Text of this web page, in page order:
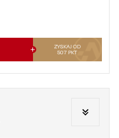
ZYSKAJ OD
507 PKT